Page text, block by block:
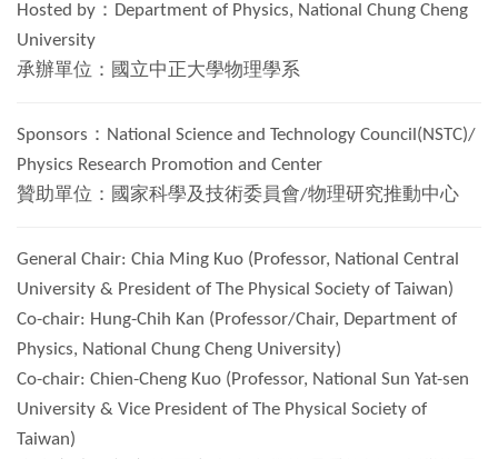
Hosted by： Department of Physics, National Chung Cheng
University
承辦單位：國立中正大學物理學系
Sponsors： National Science and Technology Council(NSTC)/
Physics Research Promotion and Center
贊助單位：國家科學及技術委員會/物理研究推動中心
General Chair: Chia Ming Kuo (Professor, National Central
University & President of The Physical Society of Taiwan)
Co-chair: Hung-Chih Kan (Professor/Chair, Department of
Physics, National Chung Cheng University)
Co-chair: Chien-Cheng Kuo (Professor, National Sun Yat-sen
University & Vice President of The Physical Society of
Taiwan)